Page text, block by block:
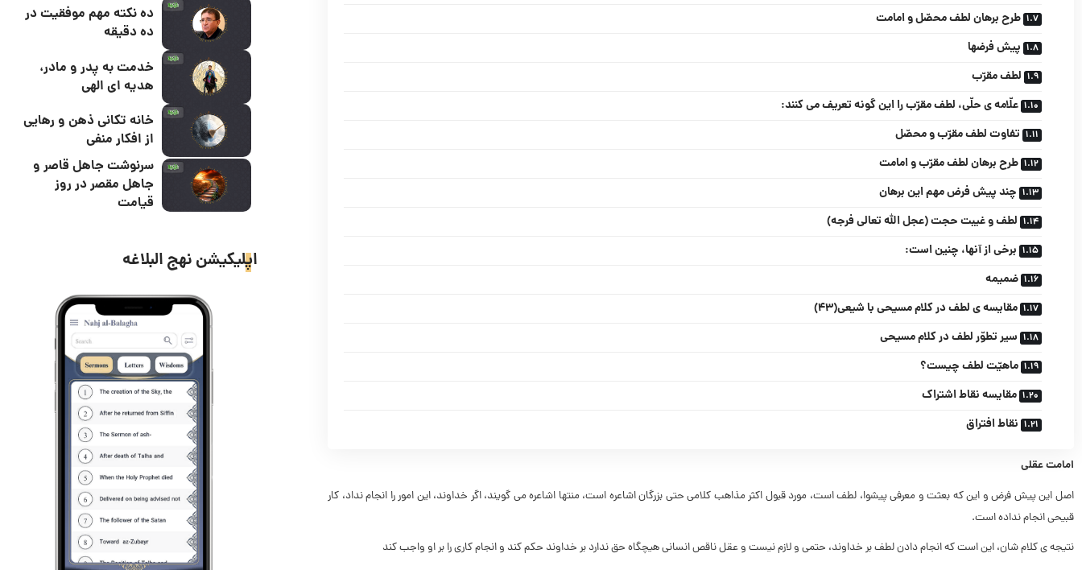
طرح برهان لطف محصّل و امامت
پیش فرض‏ها
لطف مقرّب
علّامه‏ ى حلّى، لطف مقرّب را این گونه تعریف مى ‏کنند:
تفاوت لطف مقرّب و محصّل
طرح برهان لطف مقرّب و امامت
چند پیش فرض مهم این برهان
لطف و غیبت حجت (عجل الله تعالی فرجه)
برخى از آن‏ها، چنین است:
ضمیمه
مقایسه ‏ى لطف در کلام مسیحى با شیعى(۴۳)
سیر تطوّر لطف در کلام مسیحى
ماهیّت لطف چیست؟
مقایسه نقاط اشتراک
نقاط افتراق
امامت عقلی
اصل این پیش فرض و این که بعثت و معرفى پیشوا، لطف است، مورد قبول اکثر مذاهب کلامى حتى بزرگان اشاعره است، منتها اشاعره مى ‏گویند، اگر خداوند، این امور را انجام نداد، کار
قبیحى انجام نداده است.
نتیجه‏ ى کلام شان، این است که انجام دادن لطف بر خداوند، حتمى و لازم نیست و عقل ناقص انسانى هیچ‏گاه حق ندارد بر خداوند حکم کند و انجام کارى را بر او واجب کند
ده نکته مهم موفقیت در
ده دقیقه
خدمت به پدر و مادر،
هدیه ای الهی
خانه تکانی ذهن و رهایی
از افکار منفی
سرنوشت جاهل قاصر و
جاهل مقصر در روز
قیامت
اپلیکیشن نهج البلاغه